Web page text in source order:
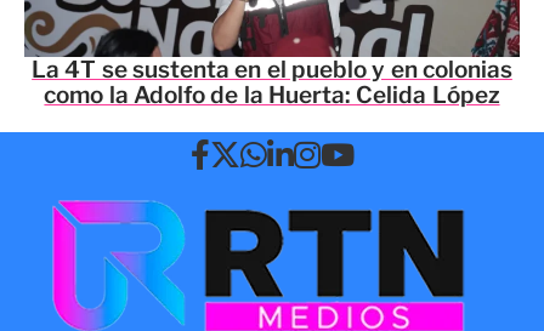
La 4T se sustenta en el pueblo y en colonias
como la Adolfo de la Huerta: Celida López